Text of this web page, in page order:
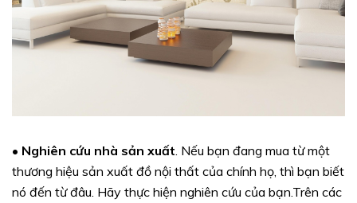
• Nghiên cứu nhà sản xuất . Nếu bạn đang mua từ một
thương hiệu sản xuất đồ nội thất của chính họ, thì bạn biết
nó đến từ đâu. Hãy thực hiện nghiên cứu của bạn.Trên các